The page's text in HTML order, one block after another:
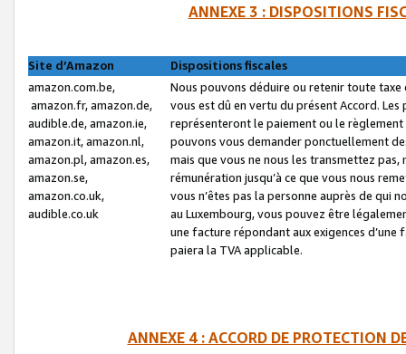
ANNEXE 3 : DISPOSITIONS
Site d’Amazon
Dispositions fiscales
amazon.com.be,
amazon.fr, amazon.de,
audible.de, amazon.ie,
amazon.it, amazon.nl,
amazon.pl, amazon.es,
amazon.se,
amazon.co.uk,
audible.co.uk
Nous pouvons déduire ou retenir toute
vous est dû en vertu du présent Accord.
représenteront le paiement ou le
pouvons vous demander ponctuellement
mais que vous ne nous les transmettez
rémunération jusqu’à ce que vous nous
vous n’êtes pas la personne auprès de qui
au Luxembourg, vous pouvez être
une facture répondant aux exigences
paiera la TVA applicable.
ANNEXE 4 : ACCORD DE PROTECTION